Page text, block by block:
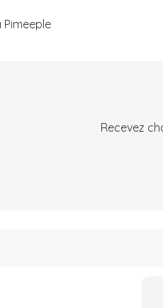
Pimeeple
Recevez